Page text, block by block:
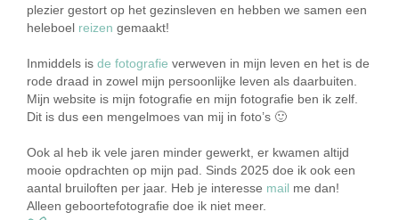
plezier gestort op het gezinsleven en hebben we samen een
heleboel reizen gemaakt!
Inmiddels is de fotografie verweven in mijn leven en het is de
rode draad in zowel mijn persoonlijke leven als daarbuiten.
Mijn website is mijn fotografie en mijn fotografie ben ik zelf.
Dit is dus een mengelmoes van mij in foto’s 🙂
Ook al heb ik vele jaren minder gewerkt, er kwamen altijd
mooie opdrachten op mijn pad. Sinds 2025 doe ik ook een
aantal bruiloften per jaar. Heb je interesse mail me dan!
Alleen geboortefotografie doe ik niet meer.